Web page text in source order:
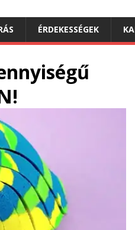
ÉRDEKESSÉGEK